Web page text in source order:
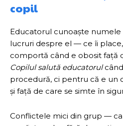
copil
Educatorul cunoaște numele
lucruri despre el — ce îi
comportă când e obosit față
Copilul salută educatorul
procedură, ci pentru că e un
și față de care se simte în
Conflictele mici din grup —